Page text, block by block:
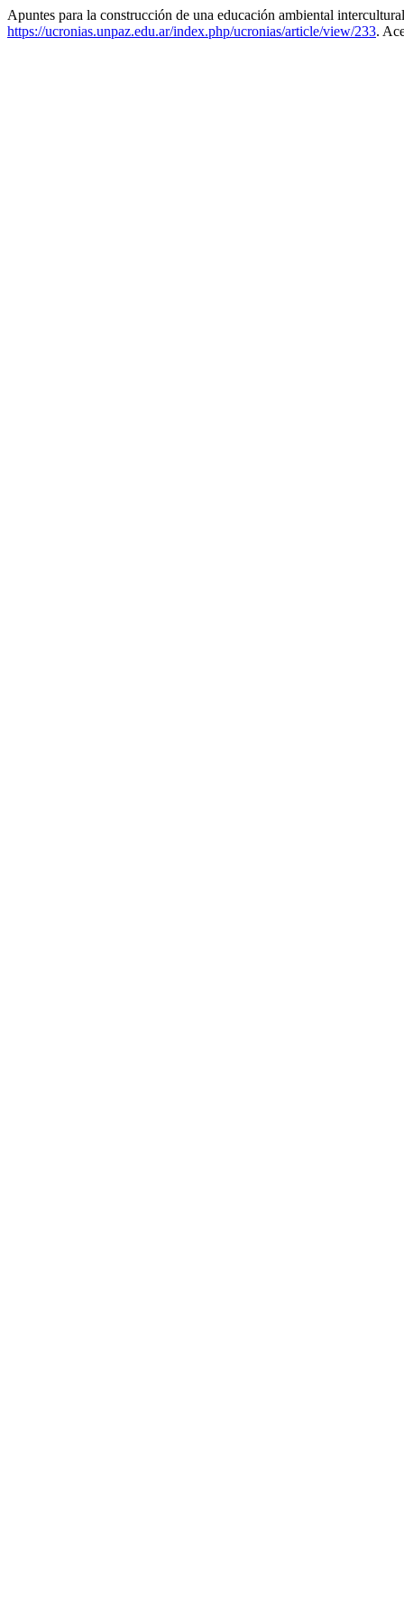
Apuntes para la construcción de una educación ambiental
https://ucronias.unpaz.edu.ar/index.php/ucronias/article/view/233.